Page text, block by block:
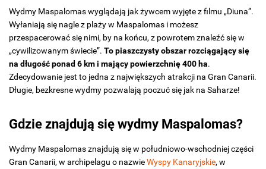
Wydmy Maspalomas wyglądają jak żywcem wyjęte z filmu „Diuna”.
Wyłaniają się nagle z plaży w Maspalomas i możesz
przespacerować się nimi, by na końcu, z powrotem znaleźć się w
„cywilizowanym świecie”. To piaszczysty obszar rozciągający się
na długość ponad 6 km i mający powierzchnię 400 ha.
Zdecydowanie jest to jedna z największych atrakcji na Gran Canarii.
Długie, bezkresne wydmy pozwalają poczuć się jak na Saharze!
Gdzie znajdują się wydmy Maspalomas?
Wydmy Maspalomas znajdują się w południowo-wschodniej części
Gran Canarii, w archipelagu o nazwieWyspy Kanaryjskie, w